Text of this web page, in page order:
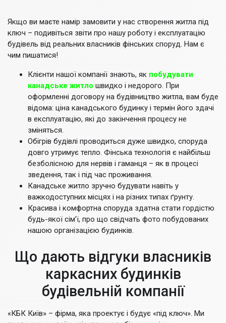
Якщо ви маєте намір замовити у нас створення житла під
ключ – подивіться звіти про нашу роботу і експлуатацію
будівель від реальних власників фінських споруд. Нам є
чим пишатися!
Клієнти нашої компанії знають, як побудувати
канадське житло швидко і недорого. При
оформленні договору на будівництво житла, вам буде
відома: ціна канадського будинку і термін його здачі
в експлуатацію, які до закінчення процесу не
зміняться.
Обігрів будівлі проводиться дуже швидко, споруда
довго утримує тепло. Фінська технологія є найбільш
безболісною для нервів і гаманця – як в процесі
зведення, так і під час проживання.
Канадське житло зручно будувати навіть у
важкодоступних місцях і на різних типах ґрунту.
Красива і комфортна споруда здатна стати гордістю
будь-якої сім’ї, про що свідчать фото побудованих
нашою організацією будинків.
Що дають відгуки власників
каркасних будинків
будівельній компанії
«КБК Київ» – фірма, яка проектує і будує «під ключ». Ми